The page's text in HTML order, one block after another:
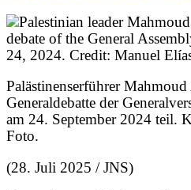
Palästinenserführer
Generaldebatte der
am 24. September 2024 teil.
Foto.
(28. Juli 2025 / JNS)